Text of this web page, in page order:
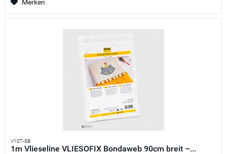
Merken
V107-SB
1m Vlieseline VLIESOFIX Bondaweb 90cm breit –...